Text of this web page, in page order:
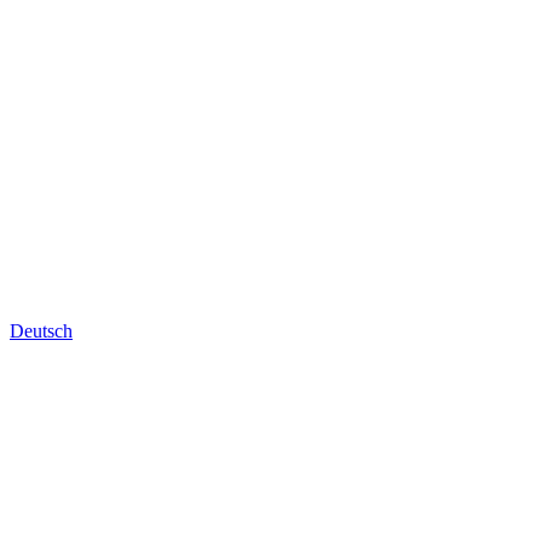
Deutsch